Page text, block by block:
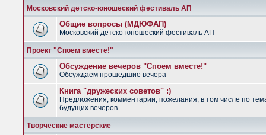
Московский детско-юношеский фестиваль АП
Общие вопросы (МДЮФАП)
Московский детско-юношеский фестиваль АП
Проект "Споем вместе!"
Обсуждение вечеров "Споем вместе!"
Обсуждаем прошедшие вечера
Книга "дружеских советов" :)
Предложения, комментарии, пожелания, в том числе по
будущих вечеров.
Творческие мастерские